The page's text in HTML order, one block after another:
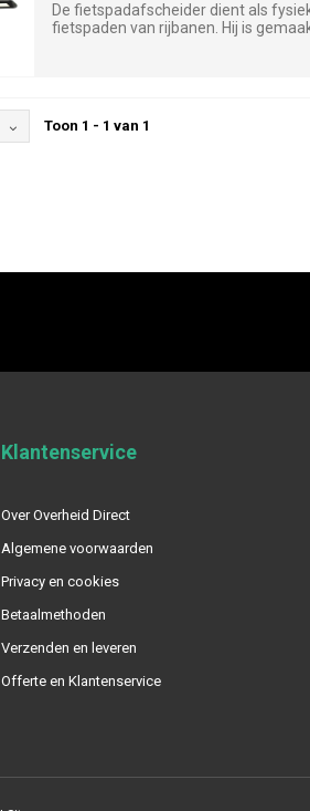
De fietspadafscheider dient als
fietspaden van rijbanen. Hij is
Toon 1 - 1 van 1
Klantenservice
Over Overheid Direct
Algemene voorwaarden
Privacy en cookies
Betaalmethoden
Verzenden en leveren
Offerte en Klantenservice